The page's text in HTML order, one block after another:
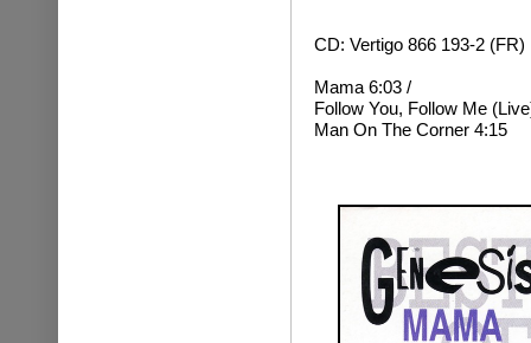
CD: Vertigo 866 193-2 (FR)
Mama 6:03 /
Follow You, Follow Me
Man On The Corner 4:15